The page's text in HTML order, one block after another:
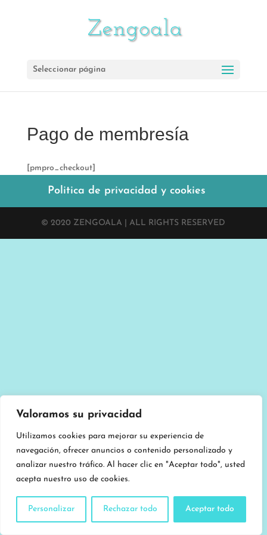
Valoramos su privacidad
Utilizamos cookies para mejorar su experiencia de
navegación, ofrecer anuncios o contenido personalizado y
analizar nuestro tráfico. Al hacer clic en "Aceptar todo", usted
acepta nuestro uso de cookies.
Personalizar Rechazar todo Aceptar todo
Seleccionar página
Pago de membresía
[pmpro_checkout]
Politica de privacidad y cookies
© 2020 ZENGOALA | ALL RIGHTS RESERVED